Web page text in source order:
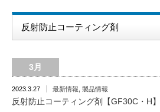
反射防止コーティング剤
3月
2023.3.27 最新情報 製品情報
反射防止コーティング剤【GF30C・H】